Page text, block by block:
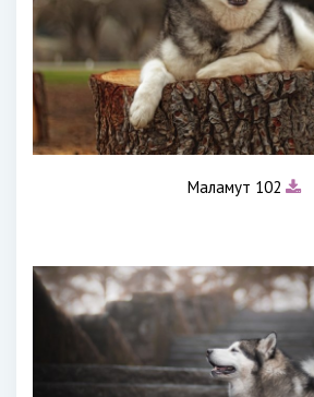
Маламут 102